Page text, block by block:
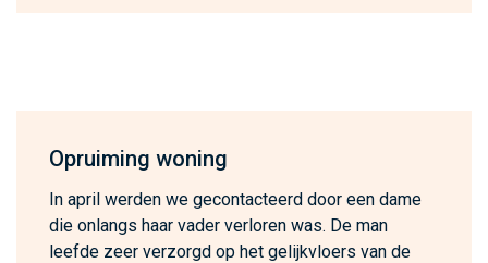
Opruiming woning
In april werden we gecontacteerd door een dame
die onlangs haar vader verloren was. De man
leefde zeer verzorgd op het gelijkvloers van de